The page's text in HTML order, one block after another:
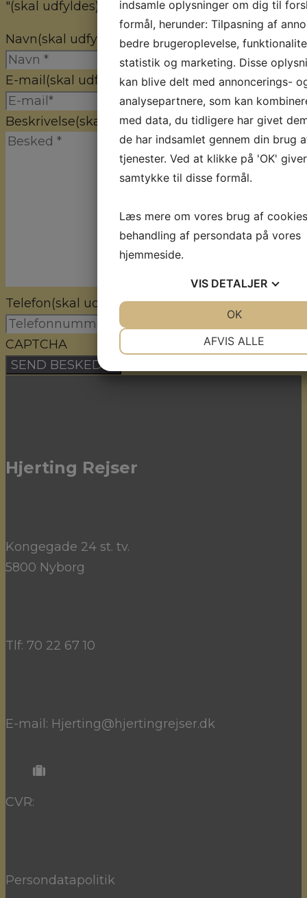
"(skal udfyldes) " indicates required fields
Navn(skal udfyldes)
E-mail(skal udfyldes)
Beskrivelse(skal udfyldes)
Telefon(skal udfyldes)
CAPTCHA
Hjerting Rejser
Kongegade 24 st. tv.
5800 Nyborg
Tlf: 70 22 67 10
E-mail: Hjerting@hjertingrejser.dk
CVR:
Persondatapolitik
indsamle oplysninger om dig til
formål, herunder: Tilpasning af
bedre brugeroplevelse,
statistik og marketing. Disse
kan blive delt med annoncerings-
analysepartnere, som kan
med data, du tidligere har givet
de har indsamlet gennem din brug
tjenester. Ved at klikke på 'OK'
samtykke til disse formål.
Læs mere om vores brug af
behandling af persondata på vores
hjemmeside.
VIS DETALJER
AFVIS ALLE
OK